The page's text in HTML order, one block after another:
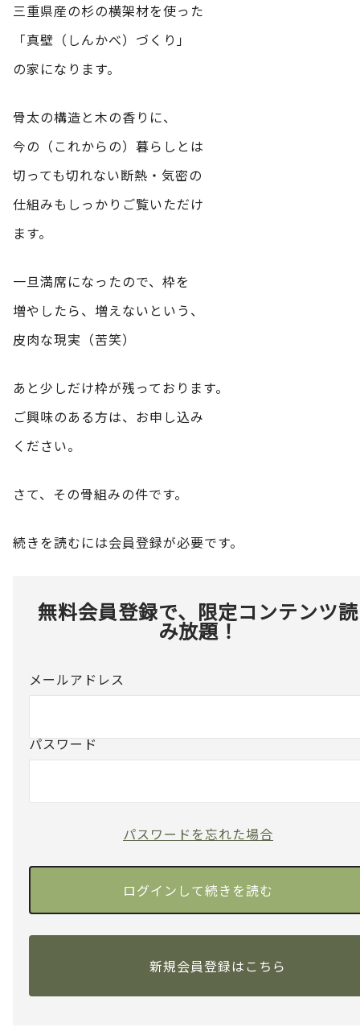
三重県産の杉の横架材を使った
「真壁（しんかべ）づくり」
の家になります。
骨太の構造と木の香りに、
今の（これからの）暮らしとは
切っても切れない断熱・気密の
仕組みもしっかりご覧いただけ
ます。
一旦満席になったので、枠を
増やしたら、増えないという、
皮肉な現実（苦笑）
あと少しだけ枠が残っております。
ご興味のある方は、お申し込み
ください。
さて、その骨組みの件です。
続きを読むには会員登録が必要です。
無料会員登録で、限定コンテンツ読
み放題！
メールアドレス
パスワード
パスワードを忘れた場合
新規会員登録はこちら